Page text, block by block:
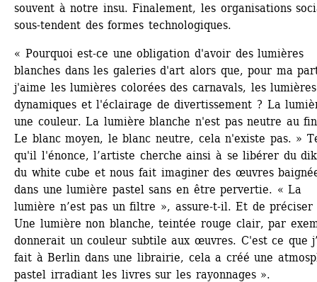
souvent à notre insu. Finalement, les organisations
sous-tendent des formes technologiques.
« Pourquoi est-ce une obligation d'avoir des lumières
blanches dans les galeries d'art alors que, pour ma
j'aime les lumières colorées des carnavals, les lumières
dynamiques et l'éclairage de divertissement ? La
une couleur. La lumière blanche n'est pas neutre au
Le blanc moyen, le blanc neutre, cela n'existe pas. »
qu'il l'énonce, l’artiste cherche ainsi à se libérer du
du white cube et nous fait imaginer des œuvres
dans une lumière pastel sans en être pervertie. « La
lumière n’est pas un filtre », assure-t-il. Et de
Une lumière non blanche, teintée rouge clair, par
donnerait un couleur subtile aux œuvres. C'est ce que
fait à Berlin dans une librairie, cela a créé une
pastel irradiant les livres sur les rayonnages ».